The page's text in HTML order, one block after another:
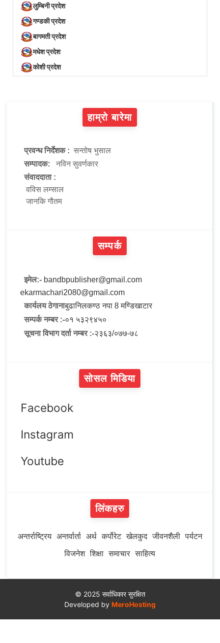
लुम्बिनी प्रदेश
गण्डकी प्रदेश
बागमती प्रदेश
मधेश प्रदेश
कोशी प्रदेश
हाम्रो बारेमा
प्रवन्ध निर्देशक : सन्तोष भुसाल
सम्पादक:
नविन सुवर्णकार
संवाददाता :
वविस लम्साल
जानकि गौतम
सम्पर्क
इमेल:- bandbpublisher@gmail.com
ekarmachari2080@gmail.com
कार्यलय ठेगानाबुढानिलकण्ठ नपा 8 मण्डिखाटार
सम्पर्क नम्बर :-०१ ५३२९४५०
सूचना विभाग दर्ता नम्बर :-२३६३/०७७-७८
सोसल मिडिया
Facebook
Instagram
Youtube
लिंकहरु
अन्तर्राष्ट्रिय अन्तर्वार्ता अर्थ कर्पोरेट खेलकुद जीवनशैली पर्यटन
विजनेश शिक्षा समाचार साहित्य
© 2025 सर्वाधिकार सुरक्षित
Developed by MeroHosting